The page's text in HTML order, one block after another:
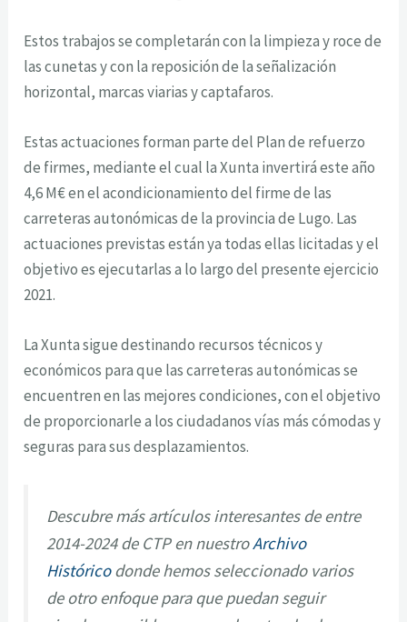
Estos trabajos se completarán con la limpieza y roce de
las cunetas y con la reposición de la señalización
horizontal, marcas viarias y captafaros.
Estas actuaciones forman parte del Plan de refuerzo
de firmes, mediante el cual la Xunta invertirá este año
4,6 M€ en el acondicionamiento del firme de las
carreteras autonómicas de la provincia de Lugo. Las
actuaciones previstas están ya todas ellas licitadas y el
objetivo es ejecutarlas a lo largo del presente ejercicio
2021.
La Xunta sigue destinando recursos técnicos y
económicos para que las carreteras autonómicas se
encuentren en las mejores condiciones, con el objetivo
de proporcionarle a los ciudadanos vías más cómodas y
seguras para sus desplazamientos.
Descubre más artículos interesantes de entre
2014-2024 de CTP en nuestroArchivo
Históricodonde hemos seleccionado varios
de otro enfoque para que puedan seguir